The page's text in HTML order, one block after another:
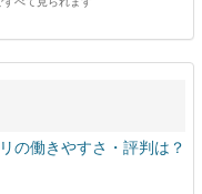
の働きやすさ・評判は？